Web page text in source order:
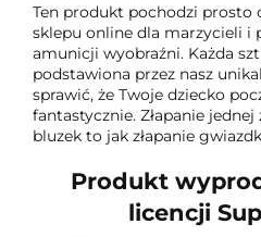
Ten produkt pochodzi prosto
sklepu online dla marzycieli i
amunicji wyobraźni. Każda
podstawiona przez nasz
sprawić, że Twoje dziecko
fantastycznie. Złapanie
bluzek to jak złapanie
Produkt
licencji